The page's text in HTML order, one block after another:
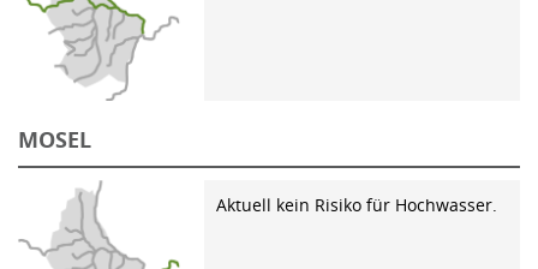
MOSEL
Aktuell kein Risiko für Hochwasser.